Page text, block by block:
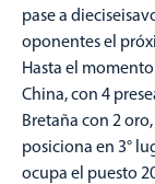
pase a
oponentes el
Hasta el
China, con 4
Bretaña con 2
posiciona en 3°
ocupa el puesto